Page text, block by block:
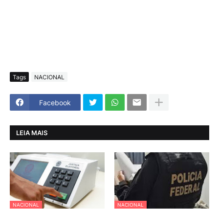
Tags NACIONAL
Facebook
LEIA MAIS
NACIONAL NACIONAL